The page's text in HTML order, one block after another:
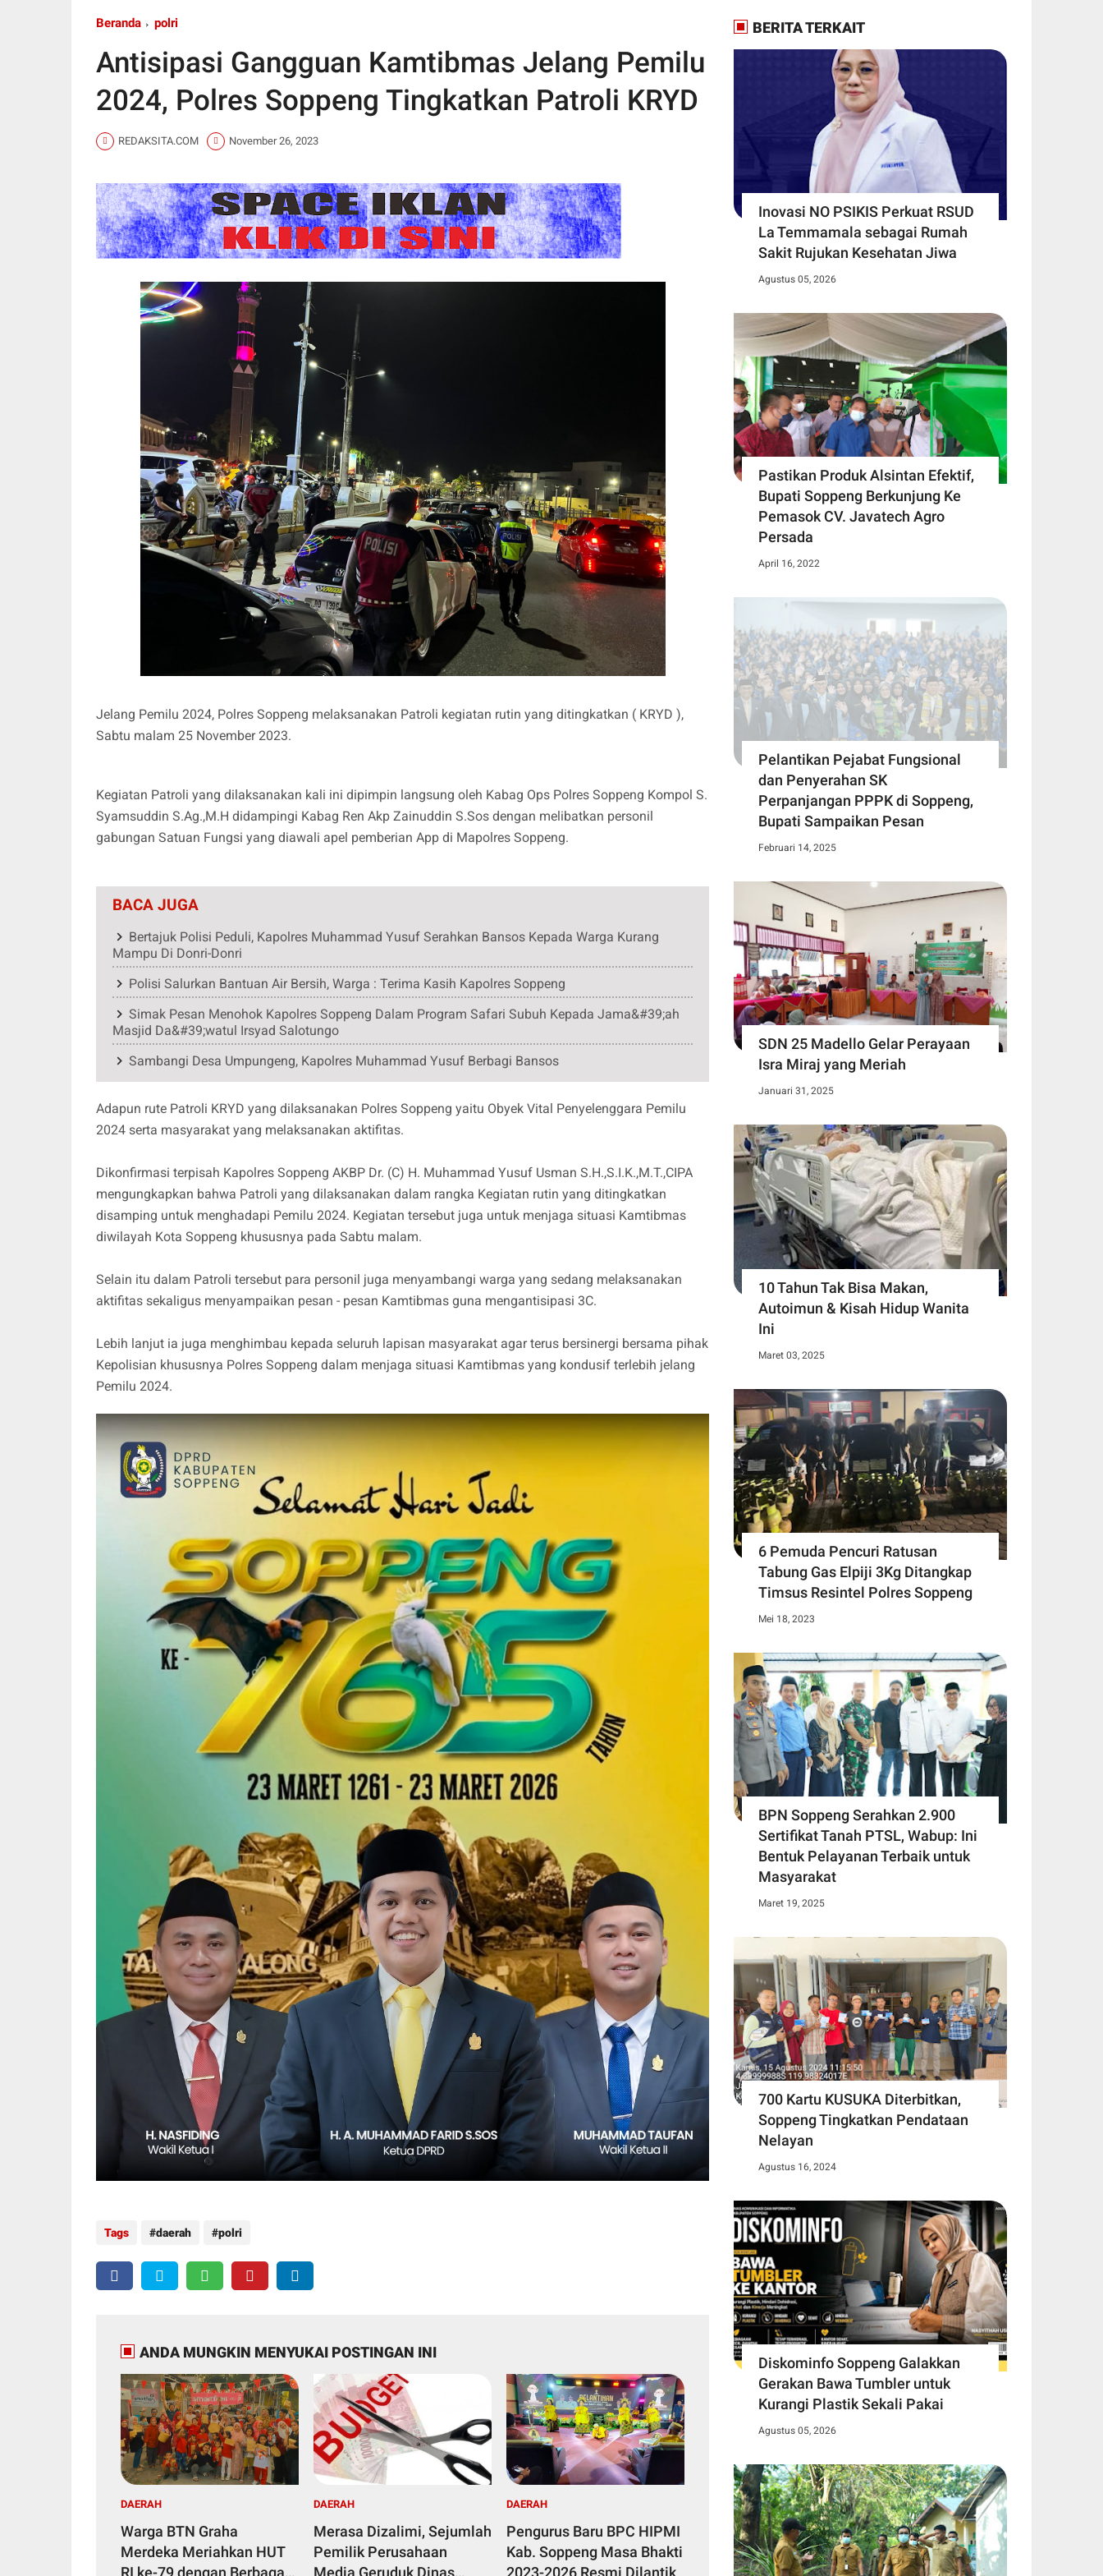
Beranda polri
Antisipasi Gangguan Kamtibmas Jelang Pemilu
2024, Polres Soppeng Tingkatkan Patroli KRYD
REDAKSITA.COM November 26, 2023
Jelang Pemilu 2024, Polres Soppeng melaksanakan Patroli kegiatan rutin yang ditingkatkan ( KRYD ),
Sabtu malam 25 November 2023.
Kegiatan Patroli yang dilaksanakan kali ini dipimpin langsung oleh Kabag Ops Polres Soppeng Kompol S.
Syamsuddin S.Ag.,M.H didampingi Kabag Ren Akp Zainuddin S.Sos dengan melibatkan personil
gabungan Satuan Fungsi yang diawali apel pemberian App di Mapolres Soppeng.
BACA JUGA
Bertajuk Polisi Peduli, Kapolres Muhammad Yusuf Serahkan Bansos Kepada Warga Kurang
Mampu Di Donri-Donri
Polisi Salurkan Bantuan Air Bersih, Warga : Terima Kasih Kapolres Soppeng
Simak Pesan Menohok Kapolres Soppeng Dalam Program Safari Subuh Kepada Jama&#39;ah
Masjid Da&#39;watul Irsyad Salotungo
Sambangi Desa Umpungeng, Kapolres Muhammad Yusuf Berbagi Bansos
Adapun rute Patroli KRYD yang dilaksanakan Polres Soppeng yaitu Obyek Vital Penyelenggara Pemilu
2024 serta masyarakat yang melaksanakan aktifitas.
Dikonfirmasi terpisah Kapolres Soppeng AKBP Dr. (C) H. Muhammad Yusuf Usman S.H.,S.I.K.,M.T.,CIPA
mengungkapkan bahwa Patroli yang dilaksanakan dalam rangka Kegiatan rutin yang ditingkatkan
disamping untuk menghadapi Pemilu 2024. Kegiatan tersebut juga untuk menjaga situasi Kamtibmas
diwilayah Kota Soppeng khususnya pada Sabtu malam.
Selain itu dalam Patroli tersebut para personil juga menyambangi warga yang sedang melaksanakan
aktifitas sekaligus menyampaikan pesan - pesan Kamtibmas guna mengantisipasi 3C.
Lebih lanjut ia juga menghimbau kepada seluruh lapisan masyarakat agar terus bersinergi bersama pihak
Kepolisian khususnya Polres Soppeng dalam menjaga situasi Kamtibmas yang kondusif terlebih jelang
Pemilu 2024.
Tags daerah polri
ANDA MUNGKIN MENYUKAI POSTINGAN INI
DAERAH
Warga BTN Graha
Merdeka Meriahkan HUT
RI ke-79 dengan Berbagai
DAERAH
Merasa Dizalimi, Sejumlah
Pemilik Perusahaan
Media Geruduk Dinas
DAERAH
Pengurus Baru BPC HIPMI
Kab. Soppeng Masa Bhakti
2023-2026 Resmi Dilantik
BERITA TERKAIT
Inovasi NO PSIKIS Perkuat RSUD
La Temmamala sebagai Rumah
Sakit Rujukan Kesehatan Jiwa
Agustus 05, 2026
Pastikan Produk Alsintan Efektif,
Bupati Soppeng Berkunjung Ke
Pemasok CV. Javatech Agro
Persada
April 16, 2022
Pelantikan Pejabat Fungsional
dan Penyerahan SK
Perpanjangan PPPK di Soppeng,
Bupati Sampaikan Pesan
Februari 14, 2025
SDN 25 Madello Gelar Perayaan
Isra Miraj yang Meriah
Januari 31, 2025
10 Tahun Tak Bisa Makan,
Autoimun & Kisah Hidup Wanita
Ini
Maret 03, 2025
6 Pemuda Pencuri Ratusan
Tabung Gas Elpiji 3Kg Ditangkap
Timsus Resintel Polres Soppeng
Mei 18, 2023
BPN Soppeng Serahkan 2.900
Sertifikat Tanah PTSL, Wabup: Ini
Bentuk Pelayanan Terbaik untuk
Masyarakat
Maret 19, 2025
700 Kartu KUSUKA Diterbitkan,
Soppeng Tingkatkan Pendataan
Nelayan
Agustus 16, 2024
Diskominfo Soppeng Galakkan
Gerakan Bawa Tumbler untuk
Kurangi Plastik Sekali Pakai
Agustus 05, 2026